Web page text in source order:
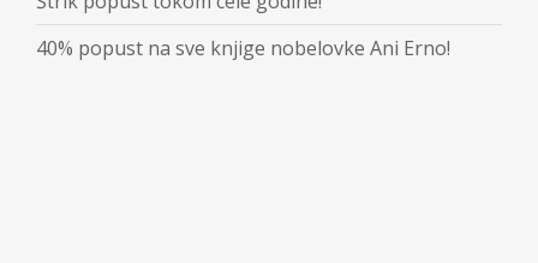
40% popust na sve knjige nobelovke Ani Erno!